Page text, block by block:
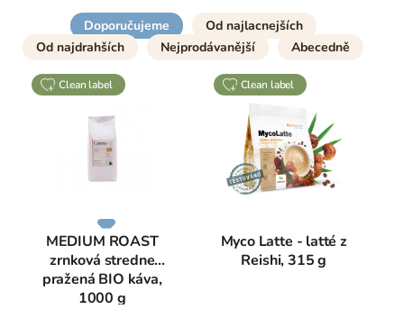
Doporučujeme
Od najlacnejších
Od najdrahších
Nejprodávanější Abecedně
clean label
MEDIUM ROAST
zrnková stredne
pražená BIO káva,
1000 g
clean label
Myco Latte - latté z
Reishi, 315 g